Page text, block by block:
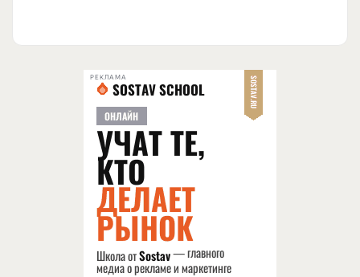
РЕКЛАМА